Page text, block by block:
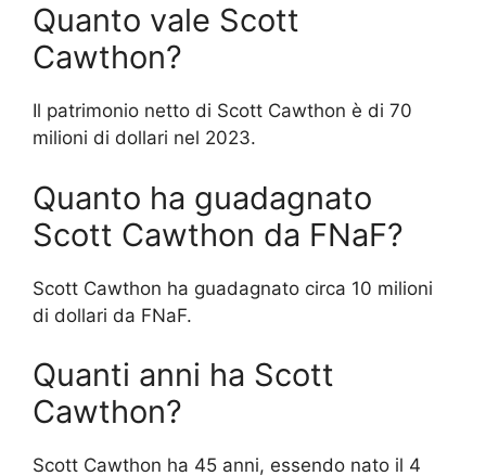
Quanto vale Scott
Cawthon?
Il patrimonio netto di Scott Cawthon è di 70
milioni di dollari nel 2023.
Quanto ha guadagnato
Scott Cawthon da FNaF?
Scott Cawthon ha guadagnato circa 10 milioni
di dollari da FNaF.
Quanti anni ha Scott
Cawthon?
Scott Cawthon ha 45 anni, essendo nato il 4